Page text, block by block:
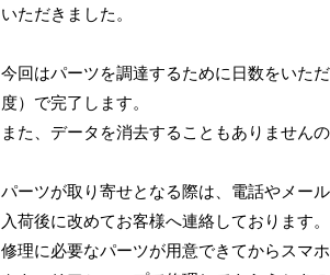
いただきました。
今回はパーツを調達するために日数をいた
度）で完了します。
また、データを消去することもありません
パーツが取り寄せとなる際は、電話やメー
入荷後に改めてお客様へ連絡しております。
修理に必要なパーツが用意できてからスマ